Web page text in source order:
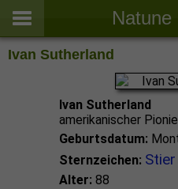
Natune
Ivan Sutherland
Ivan Sutherland
amerikanischer
Geburtsdatum:
Sternzeichen: Stier
Alter: 88